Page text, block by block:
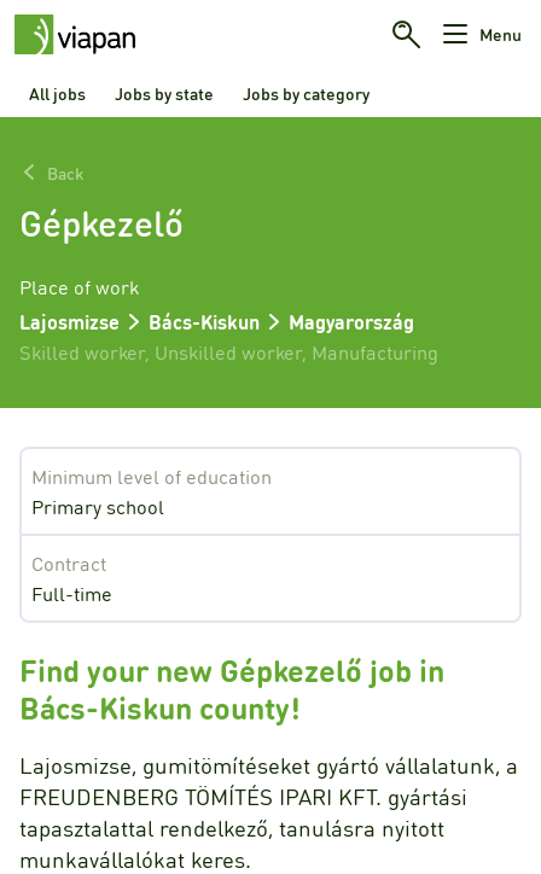
Menu
All jobs Jobs by state Jobs by category
Back
Gépkezelő
Place of work
Lajosmizse
Bács-Kiskun
Magyarország
Skilled worker, Unskilled worker, Manufacturing
Minimum level of education
Primary school
Contract
Full-time
Find your new Gépkezelő job in
Bács-Kiskun county!
Lajosmizse, gumitömítéseket gyártó vállalatunk, a
FREUDENBERG TÖMÍTÉS IPARI KFT. gyártási
tapasztalattal rendelkező, tanulásra nyitott
munkavállalókat keres.